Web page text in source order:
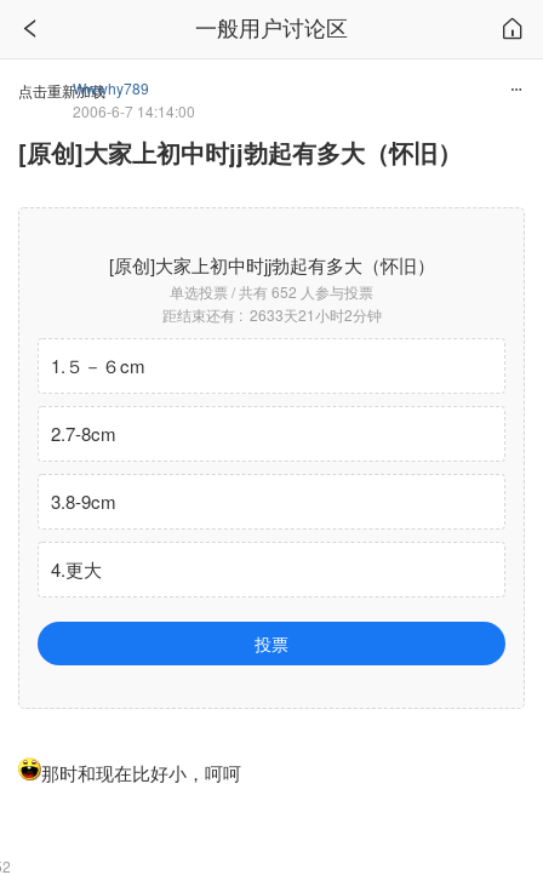
一般用户讨论区
点击重新加载Wwwhy789
2006-6-7 14:14:00
[原创]大家上初中时jj勃起有多大（怀旧）
[原创]大家上初中时jj勃起有多大（怀旧）
单选投票 / 共有 652 人参与投票
距结束还有 : 2633天21小时2分钟
1.５－６cm
2.7-8cm
3.8-9cm
4.更大
投票
那时和现在比好小，呵呵